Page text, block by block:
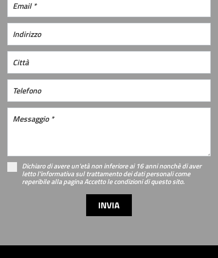
Dichiaro di avere un'età non inferiore ai 16 anni nonchè di aver
letto l'informativa sul trattamento dei dati personali come
reperibile alla pagina Accetto le condizioni di questo sito.
INVIA